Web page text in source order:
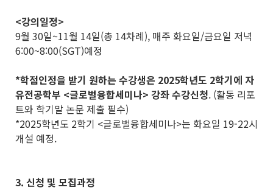
<강의일정>
9월 30일~11월 14일(총 14차례), 매주 화요일/금요일 저녁
6:00~8:00(SGT)예정
*학점인정을 받기 원하는 수강생은 2025학년도 2학기에 자
유전공학부 <글로벌융합세미나> 강좌 수강신청. (활동 리포
트와 학기말 논문 제출 필수)
*2025학년도 2학기 <글로벌융합세미나>는 화요일 19-22시
개설 예정.
3. 신청 및 모집과정